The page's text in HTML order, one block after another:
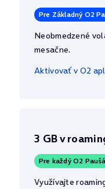
Pre Základný O2
Neobmedzené
mesačne.
Aktivovať v O2
3 GB v
Pre každý O2
Využívajte